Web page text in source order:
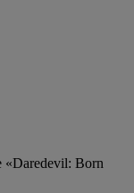
«Daredevil: Born